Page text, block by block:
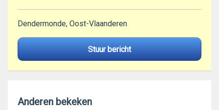
Dendermonde, Oost-Vlaanderen
Stuur bericht
Anderen bekeken